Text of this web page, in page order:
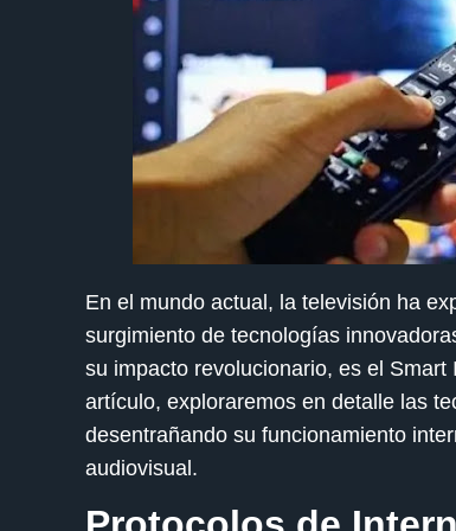
En el mundo actual, la televisión ha
surgimiento de tecnologías
su impacto revolucionario, es el
artículo, exploraremos en detalle las
desentrañando su funcionamiento
audiovisual.